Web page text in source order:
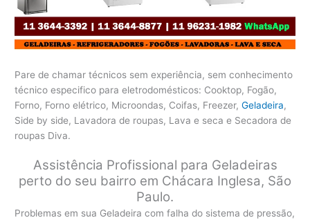
Pare de chamar técnicos sem experiência, sem conhecimento
técnico especifico para eletrodomésticos: Cooktop, Fogão,
Forno, Forno elétrico, Microondas, Coifas, Freezer,Geladeira,
Side by side, Lavadora de roupas, Lava e seca e Secadora de
roupas Diva.
Assistência Profissional para Geladeiras
perto do seu bairro em Chácara Inglesa, São
Paulo.
Problemas em sua Geladeira com falha do sistema de pressão,